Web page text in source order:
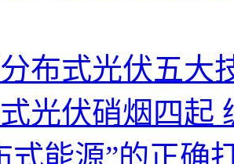
布式光伏五大
光伏硝烟四起
式能源”的正确